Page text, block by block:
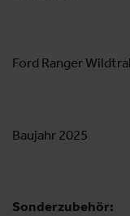
Ford Ranger
Baujahr 2025
Sonderzubehör: